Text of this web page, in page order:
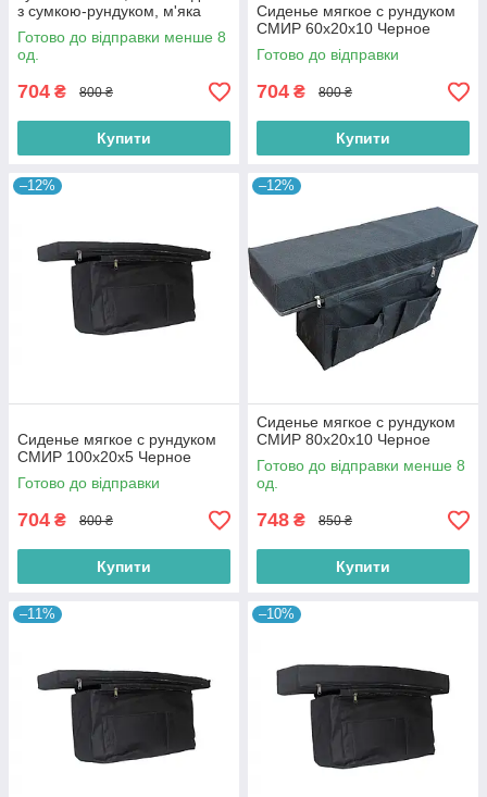
з сумкою-рундуком, м'яка
накладка на банку з сумкою
Готово до відправки менше 8
од.
704 ₴ 800 ₴
Купити
Сиденье мягкое с рундуком
СМИР 60х20х10 Черное
Готово до відправки
704 ₴ 800 ₴
Купити
–12%
Сиденье мягкое с рундуком
СМИР 100х20х5 Черное
Готово до відправки
704 ₴ 800 ₴
Купити
–12%
Сиденье мягкое с рундуком
СМИР 80х20х10 Черное
Готово до відправки менше 8
од.
748 ₴ 850 ₴
Купити
–11% –10%